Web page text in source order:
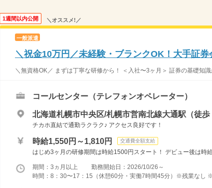
1週間以内公開 ＼オススメ!／
一般派遣
＼祝金10万円／未経験・ブランクOK！大手証
＼無資格OK／ まずは丁寧な研修から！ ＜入社〜3ヶ月＞ 証券の基礎知
コールセンター（テレフォンオペレーター）
北海道札幌市中央区/札幌市営南北線大通駅（徒歩
チカホ直結で通勤ラクラク♪ アクセス良好です！
時給1,550円～1,810円 交通費全額支給
はじめ3ヶ月の研修期間は時給1500円スタート！ デビュー後は時
期間：3ヵ月以上 勤務開始日：2026/10/26～
時間：8：30〜17：15（休憩60分・実働7時間45分）※残業なし